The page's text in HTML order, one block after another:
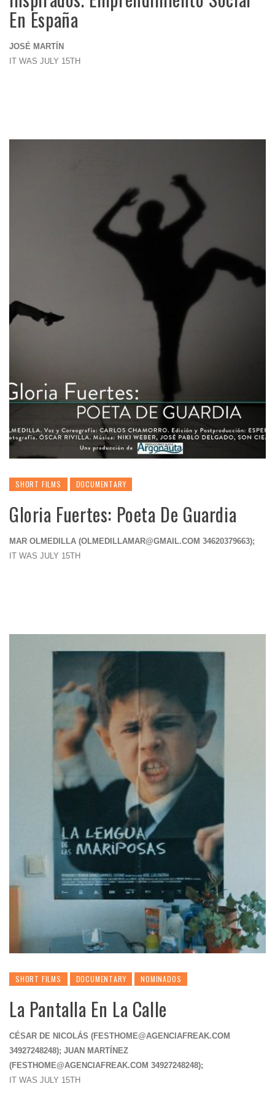
En España
JOSÉ MARTÍN
IT WAS JULY 15TH
SHORT FILMS DOCUMENTARY
Gloria Fuertes: Poeta De Guardia
MAR OLMEDILLA (OLMEDILLAMAR@GMAIL.COM 34620379663);
IT WAS JULY 15TH
SHORT FILMS DOCUMENTARY NOMINADOS
La Pantalla En La Calle
CÉSAR DE NICOLÁS (FESTHOME@AGENCIAFREAK.COM
34927248248); JUAN MARTÍNEZ
(FESTHOME@AGENCIAFREAK.COM 34927248248);
IT WAS JULY 15TH